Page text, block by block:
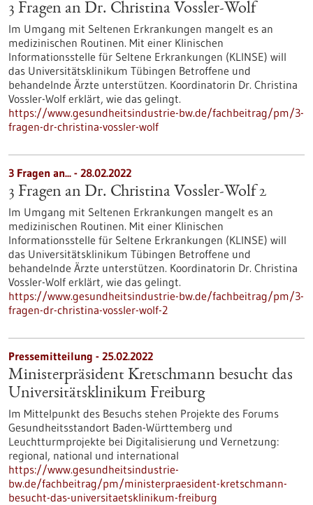
3 Fragen an Dr. Christina Vossler-Wolf
Im Umgang mit Seltenen Erkrankungen mangelt es an
medizinischen Routinen. Mit einer Klinischen
Informationsstelle für Seltene Erkrankungen (KLINSE) will
das Universitätsklinikum Tübingen Betroffene und
behandelnde Ärzte unterstützen. Koordinatorin Dr. Christina
Vossler-Wolf erklärt, wie das gelingt.
https://www.gesundheitsindustrie-bw.de/fachbeitrag/pm/3-
fragen-dr-christina-vossler-wolf
3 Fragen an... - 28.02.2022
3 Fragen an Dr. Christina Vossler-Wolf 2
Im Umgang mit Seltenen Erkrankungen mangelt es an
medizinischen Routinen. Mit einer Klinischen
Informationsstelle für Seltene Erkrankungen (KLINSE) will
das Universitätsklinikum Tübingen Betroffene und
behandelnde Ärzte unterstützen. Koordinatorin Dr. Christina
Vossler-Wolf erklärt, wie das gelingt.
https://www.gesundheitsindustrie-bw.de/fachbeitrag/pm/3-
fragen-dr-christina-vossler-wolf-2
Pressemitteilung - 25.02.2022
Ministerpräsident Kretschmann besucht das
Universitätsklinikum Freiburg
Im Mittelpunkt des Besuchs stehen Projekte des Forums
Gesundheitsstandort Baden-Württemberg und
Leuchtturmprojekte bei Digitalisierung und Vernetzung:
regional, national und international
https://www.gesundheitsindustrie-
bw.de/fachbeitrag/pm/ministerpraesident-kretschmann-
besucht-das-universitaetsklinikum-freiburg